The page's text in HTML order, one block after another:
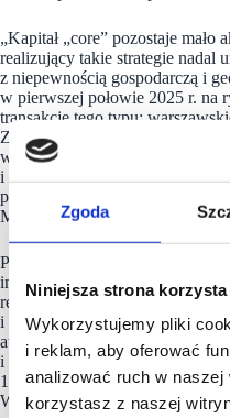
Zgoda
Niniejsza strona
Wykorzystujemy pliki
i reklam, aby oferować
analizować ruch w
korzystasz z naszej
„Kapitał „core” pozostaje
realizujący takie strategie nadal
z niepewnością gospodarczą i
w pierwszej połowie 2025 r. na
transakcje tego typu:
Zamkowy – Business with
w Krakowie. Z kolei inwestorzy
i oportunistyczni wykazują
poszukując okazji bez
Marcin Purgal, Senior Director,
Pomimo utrzymującego się
inwestorów, najlepsze aktywa
regionalnych, znajdujące się w
i oferujące stabilne przepływy
atrakcyjne zarówno dla
i prywatnych. W związku z tym,
13 z 23 sprzedanych budynków
Warszawą i odpowiadało za